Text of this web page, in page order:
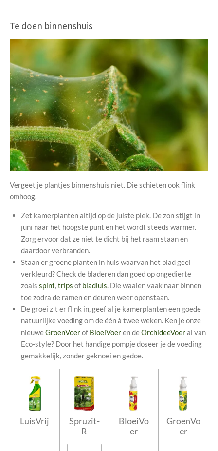
Te doen binnenshuis
Vergeet je plantjes binnenshuis niet. Die schieten ook flink
omhoog.
Zet kamerplanten altijd op de juiste plek. De zon stijgt in
juni naar het hoogste punt én het wordt steeds warmer.
Zorg ervoor dat ze niet te dicht bij het raam staan en
daardoor verbranden.
Staan er groene planten in huis waarvan het blad geel
verkleurd? Check de bladeren dan goed op ongedierte
zoals spint,trips of bladluis. Die waaien vaak naar binnen
toe zodra de ramen en deuren weer openstaan.
De groei zit er flink in, geef al je kamerplanten een goede
natuurlijke voeding om de één à twee weken. Ken je onze
nieuweGroenVoerof BloeiVoeren deOrchideeVoeral van
Eco-style? Door het handige pompje doseer je de voeding
gemakkelijk, zonder geknoei en gedoe.
LuisVrij
Spruzit-
R
BloeiVo
er
GroenVo
er